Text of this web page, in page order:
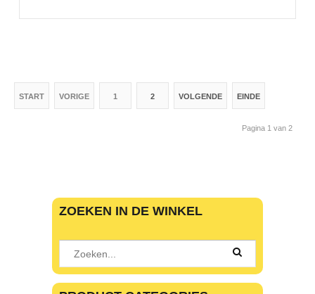
START VORIGE 1 2 VOLGENDE EINDE
Pagina 1 van 2
ZOEKEN IN DE WINKEL